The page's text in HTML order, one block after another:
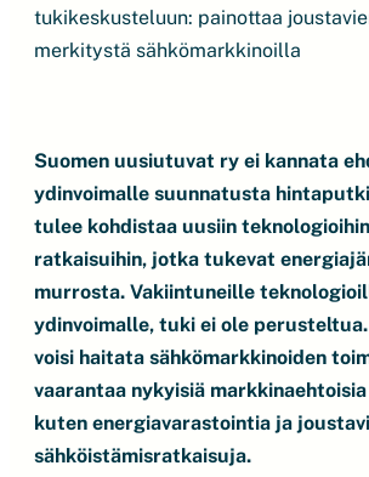
tukikeskusteluun: painottaa
merkitystä sähkömarkkinoilla
Suomen uusiutuvat ry ei kannata
ydinvoimalle suunnatusta
tulee kohdistaa uusiin
ratkaisuihin, jotka tukevat
murrosta. Vakiintuneille
ydinvoimalle, tuki ei ole perusteltua.
voisi haitata sähkömarkkinoiden
vaarantaa nykyisiä
kuten energiavarastointia ja
sähköistämisratkaisuja.